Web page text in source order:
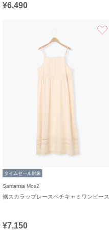
¥6,490
タイムセール対象
Samansa Mos2
裾スカラップレースペチキャミワンピース
¥7,150